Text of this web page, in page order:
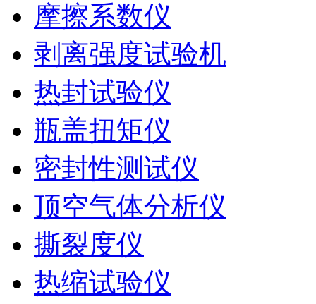
摩擦系数仪
剥离强度试验机
热封试验仪
瓶盖扭矩仪
密封性测试仪
顶空气体分析仪
撕裂度仪
热缩试验仪